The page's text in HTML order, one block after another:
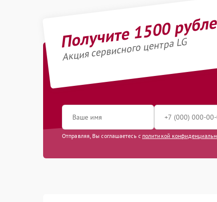
Получите 1500
Акция сервисного центра LG
Отправляя, Вы соглашаетесь с политикой